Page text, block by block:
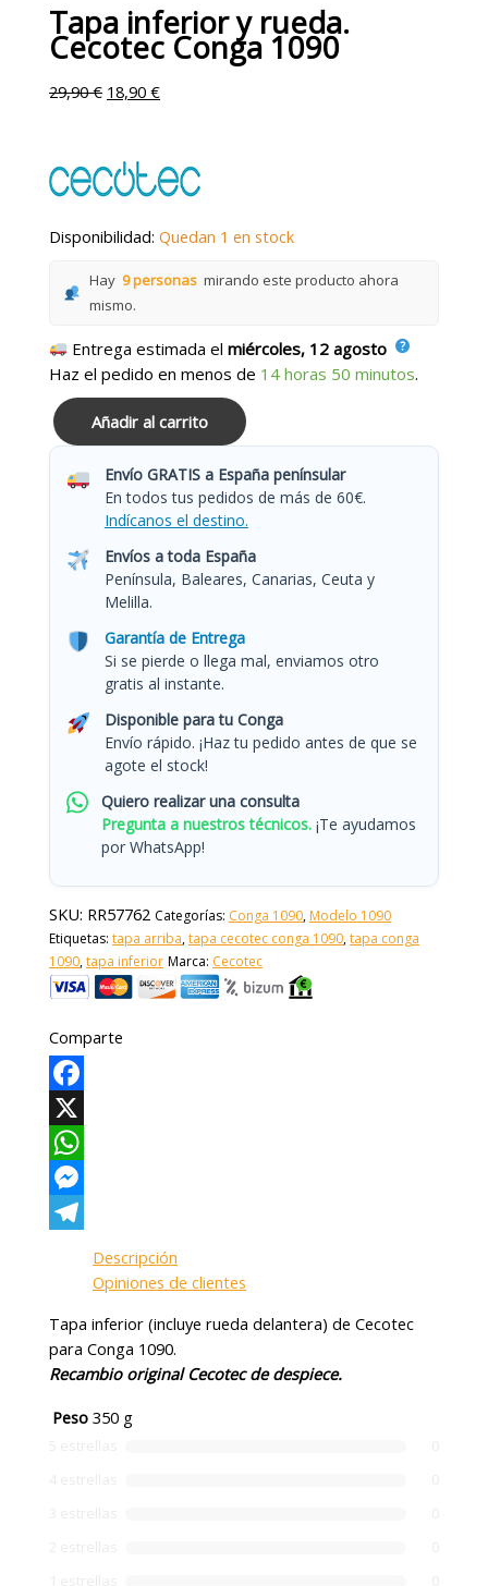
Tapa inferior y rueda.
Cecotec Conga 1090
29,90€ 18,90€
Disponibilidad: Quedan 1 en stock
Hay 9 personas mirando este producto ahora
mismo.
Entrega estimada elmiércoles, 12 agosto
Haz el pedido en menos de 14 horas 50 minutos.
Añadir al carrito
Envío GRATIS a España penínsular
En todos tus pedidos de más de 60€.
Indícanos el destino.
Envíos a toda España
Península, Baleares, Canarias, Ceuta y
Melilla.
Garantía de Entrega
Si se pierde o llega mal, enviamos otro
gratis al instante.
Disponible para tu Conga
Envío rápido. ¡Haz tu pedido antes de que se
agote el stock!
Quiero realizar una consulta
Pregunta a nuestros técnicos. ¡Te ayudamos
por WhatsApp!
SKU: RR57762 Categorías: Conga 1090, Modelo 1090
Etiquetas:tapa arriba,tapa cecotec conga 1090,tapa conga
1090,tapa inferior Marca: Cecotec
Comparte
Facebook
X
WhatsApp
Messenger
Descripción
Opiniones de clientes
Tapa inferior (incluye rueda delantera) de Cecotec
para Conga 1090.
Recambio original Cecotec de despiece.
Peso 350 g